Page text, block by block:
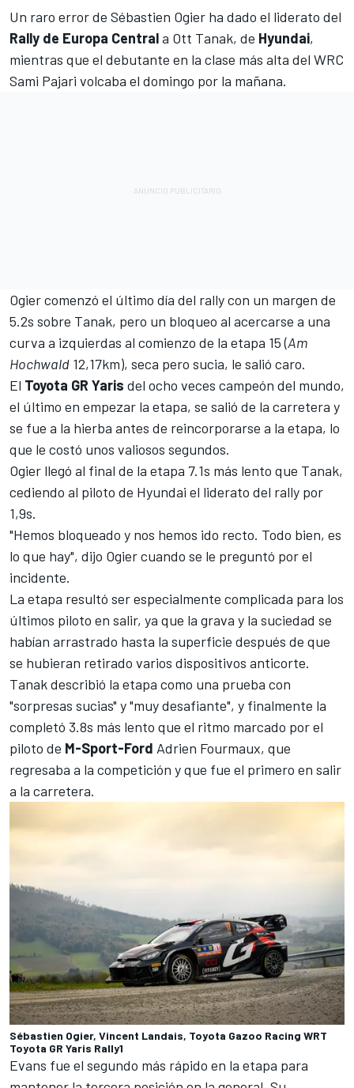
Un raro error de Sébastien Ogier ha dado el liderato del
Rally de Europa Centrala Ott Tanak, de Hyundai,
mientras que el debutante en la clase más alta del WRC
Sami Pajari volcaba el domingo por la mañana.
Ogier comenzó el último día del rally con un margen de
5.2s sobre Tanak, pero un bloqueo al acercarse a una
curva a izquierdas al comienzo de la etapa 15 (Am
Hochwald 12,17km), seca pero sucia, le salió caro.
El Toyota GR Yaris del ocho veces campeón del mundo,
el último en empezar la etapa, se salió de la carretera y
se fue a la hierba antes de reincorporarse a la etapa, lo
que le costó unos valiosos segundos.
Ogier llegó al final de la etapa 7.1s más lento que Tanak,
cediendo al piloto de Hyundai el liderato del rally por
1,9s.
"Hemos bloqueado y nos hemos ido recto. Todo bien, es
lo que hay", dijo Ogier cuando se le preguntó por el
incidente.
La etapa resultó ser especialmente complicada para los
últimos piloto en salir, ya que la grava y la suciedad se
habían arrastrado hasta la superficie después de que
se hubieran retirado varios dispositivos anticorte.
Tanak describió la etapa como una prueba con
"sorpresas sucias" y "muy desafiante", y finalmente la
completó 3.8s más lento que el ritmo marcado por el
piloto de M-Sport-Ford Adrien Fourmaux, que
regresaba a la competición y que fue el primero en salir
a la carretera.
Sébastien Ogier, Vincent Landais, Toyota Gazoo Racing WRT
Toyota GR Yaris Rally1
Evans fue el segundo más rápido en la etapa para